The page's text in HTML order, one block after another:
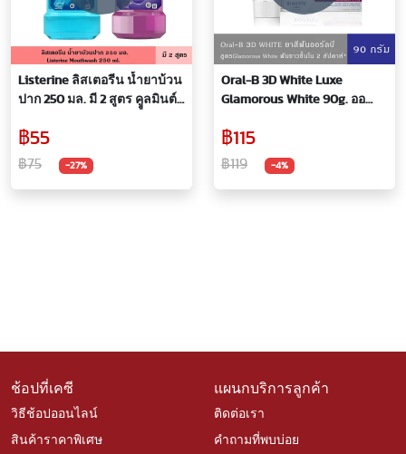
Listerine ลิสเตอรีน น้ำยาบ้วน
ปาก 250 มล. มี 2 สูตร คููลมินต์
ฟันแข็งแรง ลดการสะสมของ
แบคทีเรีย จัดการแบคทีเรีย
99.9% ที่บ้วนปาก
฿55
฿75 -27%
Oral-B 3D White Luxe
Glamorous White 90g. ออ
กลามอรัลไวท์ 90ก.
฿115
฿119 -4%
ช้อปที่เคซี
วิธีช้อปออนไลน์
สินค้าราคาพิเศษ
แผนกบริการลูกค้า
ติดต่อเรา
คำถามที่พบบ่อย